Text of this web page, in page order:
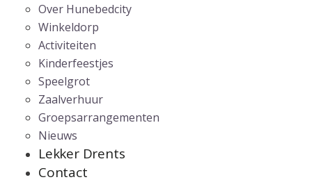
Over Hunebedcity
Winkeldorp
Activiteiten
Kinderfeestjes
Speelgrot
Zaalverhuur
Groepsarrangementen
Nieuws
Lekker Drents
Contact